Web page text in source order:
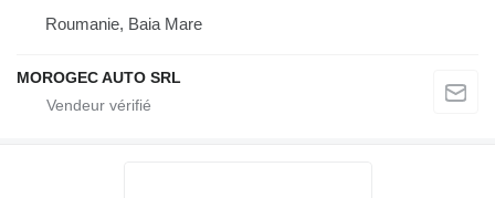
Roumanie, Baia Mare
MOROGEC AUTO SRL